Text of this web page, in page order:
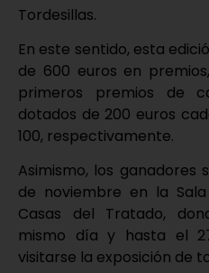
Tordesillas.
En este sentido, esta
de 600 euros en
primeros premios de
dotados de 200 euros
100, respectivamente.
Asimismo, los ganadores
de noviembre en la
Casas del Tratado,
mismo día y hasta el
visitarse la exposición de